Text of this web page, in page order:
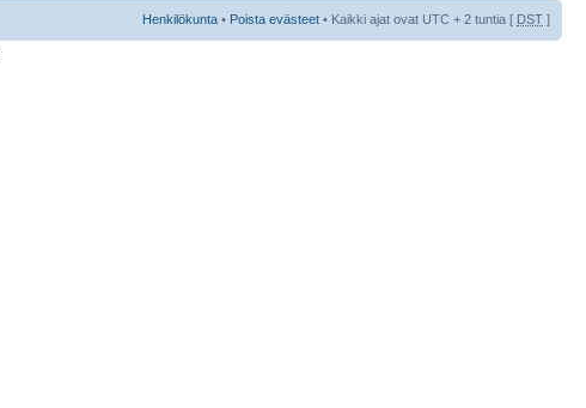
Henkilökunta • Poista evästeet • Kaikki ajat ovat UTC + 2 tuntia [ DST ]